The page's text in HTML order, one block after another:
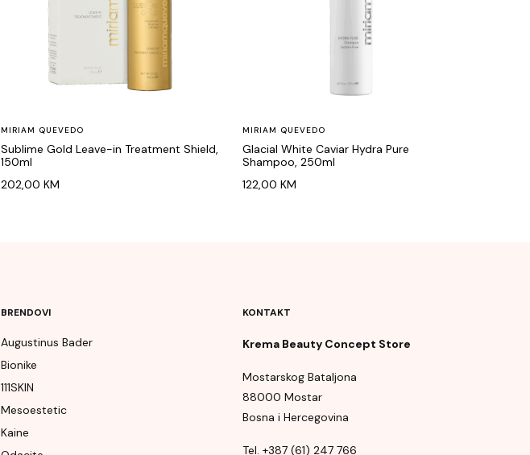
MIRIAM QUEVEDO
Sublime Gold Leave-in Treatment Shield,
150ml
202,00 KM
MIRIAM QUEVEDO
Glacial White Caviar Hydra Pure
Shampoo, 250ml
122,00 KM
BRENDOVI
Augustinus Bader
Bionike
111SKIN
Mesoestetic
Kaine
KONTAKT
Krema Beauty Concept Store
Mostarskog Bataljona
88000 Mostar
Bosna i Hercegovina
Tel. +387 (61) 247 766